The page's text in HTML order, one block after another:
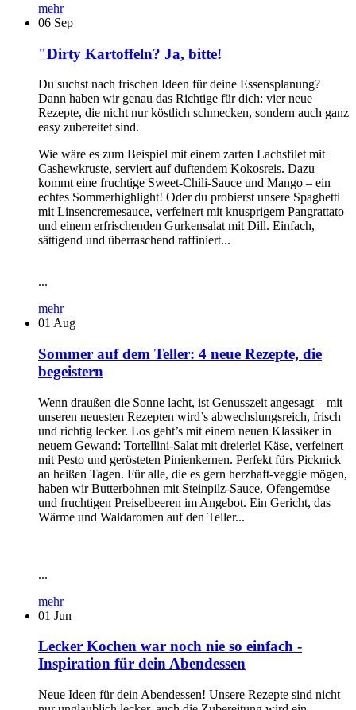
mehr
06 Sep
"Dirty Kartoffeln? Ja, bitte!
Du suchst nach frischen Ideen für deine Essensplanung?
Dann haben wir genau das Richtige für dich: vier neue
Rezepte, die nicht nur köstlich schmecken, sondern auch ganz
easy zubereitet sind.
Wie wäre es zum Beispiel mit einem zarten Lachsfilet mit
Cashewkruste, serviert auf duftendem Kokosreis. Dazu
kommt eine fruchtige Sweet-Chili-Sauce und Mango – ein
echtes Sommerhighlight! Oder du probierst unsere Spaghetti
mit Linsencremesauce, verfeinert mit knusprigem Pangrattato
und einem erfrischenden Gurkensalat mit Dill. Einfach,
sättigend und überraschend raffiniert...
...
mehr
01 Aug
Sommer auf dem Teller: 4 neue Rezepte, die
begeistern
Wenn draußen die Sonne lacht, ist Genusszeit angesagt – mit
unseren neuesten Rezepten wird’s abwechslungsreich, frisch
und richtig lecker. Los geht’s mit einem neuen Klassiker in
neuem Gewand: Tortellini-Salat mit dreierlei Käse, verfeinert
mit Pesto und gerösteten Pinienkernen. Perfekt fürs Picknick
an heißen Tagen. Für alle, die es gern herzhaft-veggie mögen,
haben wir Butterbohnen mit Steinpilz-Sauce, Ofengemüse
und fruchtigen Preiselbeeren im Angebot. Ein Gericht, das
Wärme und Waldaromen auf den Teller...
...
mehr
01 Jun
Lecker Kochen war noch nie so einfach -
Inspiration für dein Abendessen
Neue Ideen für dein Abendessen! Unsere Rezepte sind nicht